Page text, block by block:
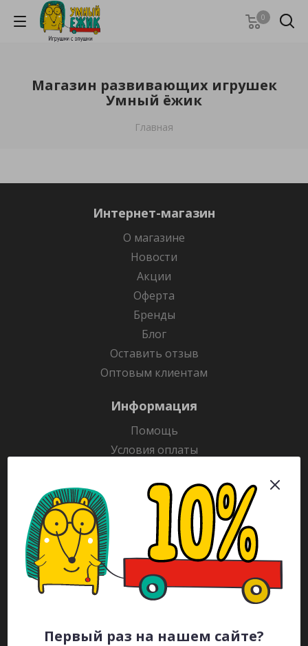
Первый раз на нашем сайте?
0
Магазин развивающих игрушек
Умный ёжик
Главная
Интернет-магазин
О магазине
Новости
Акции
Оферта
Бренды
Блог
Оставить отзыв
Оптовым клиентам
Информация
Помощь
Условия оплаты
Гарантия на товар
Раскраски
Рекламодателям
Каталог
Будьте всегда в курсе!